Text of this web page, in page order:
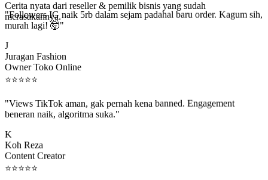
Cerita nyata dari reseller & pemilik bisnis yang sudah
merasakannya.
"Followers IG naik 5rb dalam sejam padahal baru order. Kagum sih,
murah lagi! 🤯"
Juragan Fashion
Owner Toko Online
⭐⭐⭐⭐ ⭐
beneran naik, algoritma suka."
Koh Reza
Content Creator
⭐⭐⭐⭐⭐